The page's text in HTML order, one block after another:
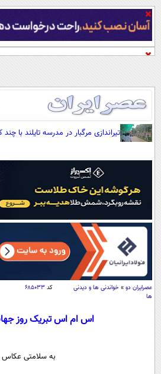
صفحه اول
نظرسنجی
آب و هوا
اوقات شرعی
سواد زندگی
اقتصاد
حوادث
بین الملل
تیراندازی مرگبار در مدرسه تایلند با چند
عصرايران دو » خواندنی ها و دیدنی
ها
کد ۶۸۵۰۳۳
اس ام اس تبریک روز
به سلامتی عکاس